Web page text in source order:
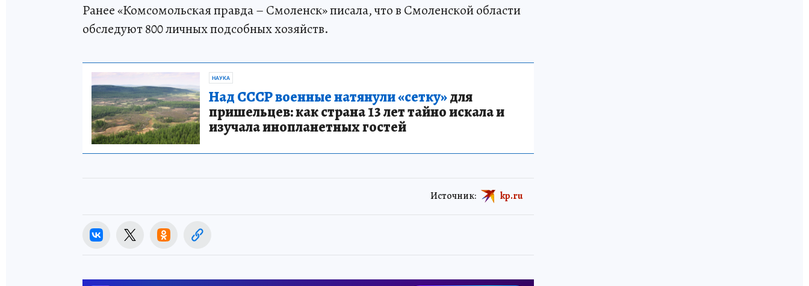
Ранее «Комсомольская правда – Смоленск» писала, что в Смоленской области
обследуют 800 личных подсобных хозяйств.
НАУКА
Над СССР военные натянули «сетку»для
пришельцев: как страна 13 лет тайно искала и
изучала инопланетных гостей
Источник: kp.ru